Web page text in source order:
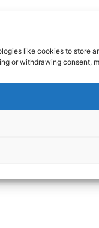
like cookies to store
or withdrawing consent,